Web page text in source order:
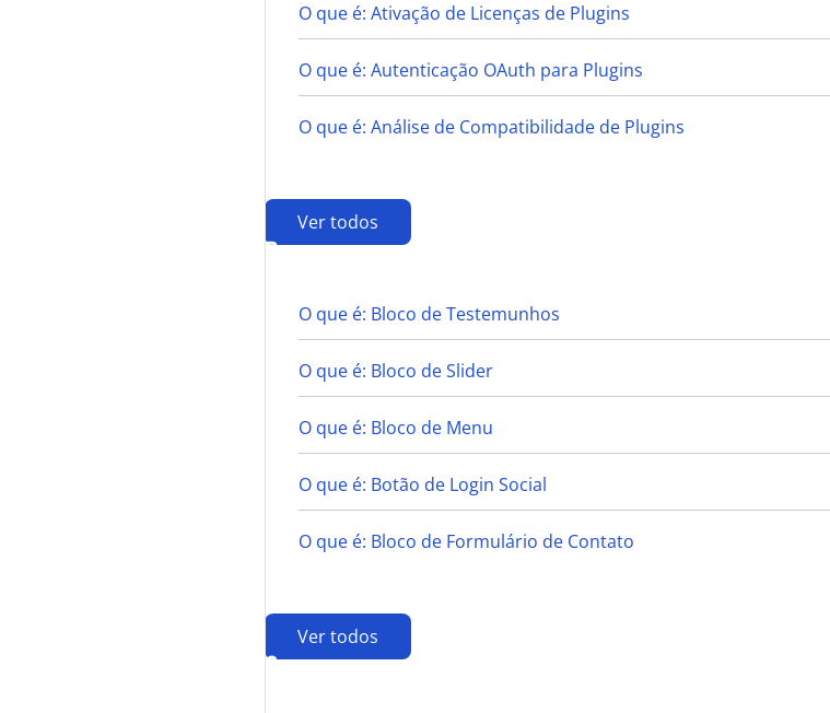
O que é: Ativação de Licenças de Plugins
O que é: Autenticação OAuth para Plugins
O que é: Análise de Compatibilidade de Plugins
Ver todos
B
O que é: Bloco de Testemunhos
O que é: Bloco de Slider
O que é: Bloco de Menu
O que é: Botão de Login Social
O que é: Bloco de Formulário de Contato
Ver todos
C